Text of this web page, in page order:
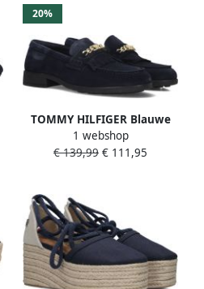
20%
TOMMY HILFIGER Blauwe
Loafers Th Chain Fringe
Suede Loafer
1 webshop
€ 139,99 € 111,95